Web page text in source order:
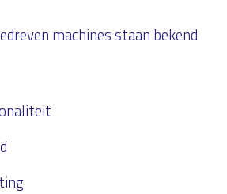
machines staan bekend